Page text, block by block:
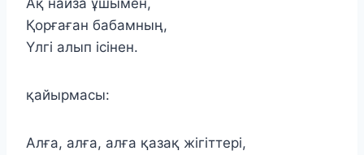
Қорғаған бабамның,
Үлгі алып ісінен.
қайырмасы:
Алға, алға, алға қазақ жігіттері,